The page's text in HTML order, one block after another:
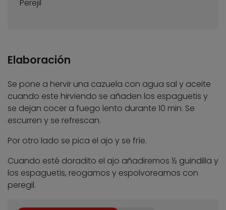
Perejil
Elaboración
Se pone a hervir una cazuela con agua sal y aceite
cuando este hirviendo se añaden los espaguetis y
se dejan cocer a fuego lento durante 10 min. Se
escurren y se refrescan.
Por otro lado se pica el ajo y se fríe.
Cuando esté doradito el ajo añadiremos ½ guindilla y
los espaguetis, reogamos y espolvoreamos con
peregil.